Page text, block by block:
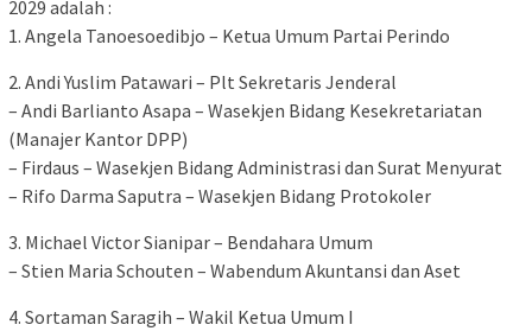
2029 adalah :
1. Angela Tanoesoedibjo – Ketua Umum Partai Perindo
2. Andi Yuslim Patawari – Plt Sekretaris Jenderal
– Andi Barlianto Asapa – Wasekjen Bidang Kesekretariatan
(Manajer Kantor DPP)
– Firdaus – Wasekjen Bidang Administrasi dan Surat Menyurat
– Rifo Darma Saputra – Wasekjen Bidang Protokoler
3. Michael Victor Sianipar – Bendahara Umum
– Stien Maria Schouten – Wabendum Akuntansi dan Aset
4. Sortaman Saragih – Wakil Ketua Umum I